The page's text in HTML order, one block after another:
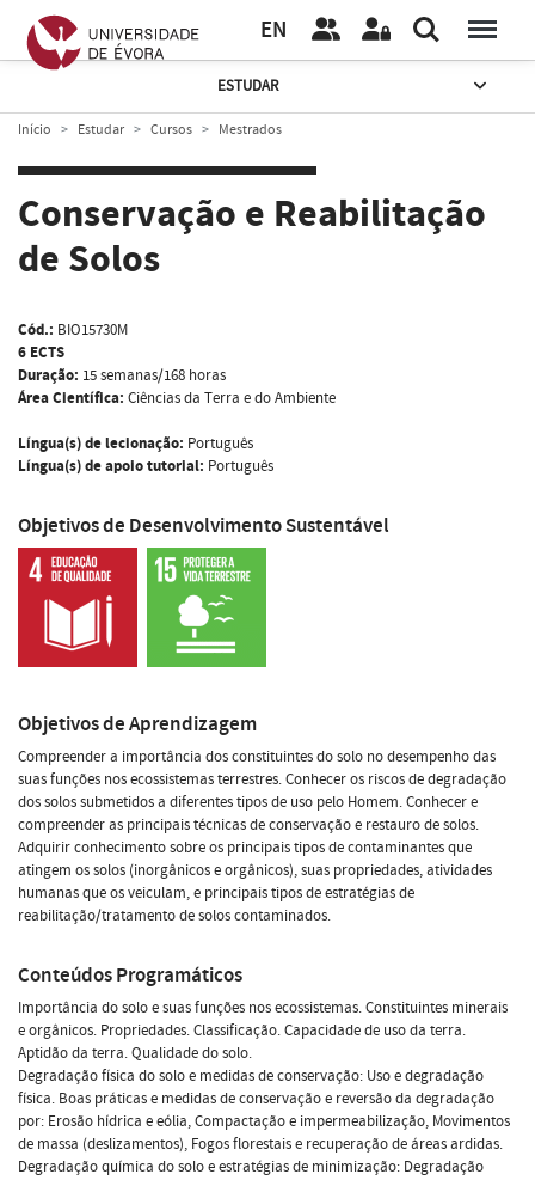
EN
ESTUDAR
Início Estudar Cursos Mestrados
Conservação e Reabilitação
de Solos
Cód.: BIO15730M
6 ECTS
Duração: 15 semanas/168 horas
Área Científica: Ciências da Terra e do Ambiente
Língua(s) de lecionação: Português
Língua(s) de apoio tutorial: Português
Objetivos de Desenvolvimento Sustentável
Objetivos de Aprendizagem
Compreender a importância dos constituintes do solo no desempenho das
suas funções nos ecossistemas terrestres. Conhecer os riscos de degradação
dos solos submetidos a diferentes tipos de uso pelo Homem. Conhecer e
compreender as principais técnicas de conservação e restauro de solos.
Adquirir conhecimento sobre os principais tipos de contaminantes que
atingem os solos (inorgânicos e orgânicos), suas propriedades, atividades
humanas que os veiculam, e principais tipos de estratégias de
reabilitação/tratamento de solos contaminados.
Conteúdos Programáticos
Importância do solo e suas funções nos ecossistemas. Constituintes minerais
e orgânicos. Propriedades. Classificação. Capacidade de uso da terra.
Aptidão da terra. Qualidade do solo.
Degradação física do solo e medidas de conservação: Uso e degradação
física. Boas práticas e medidas de conservação e reversão da degradação
por: Erosão hídrica e eólia, Compactação e impermeabilização, Movimentos
de massa (deslizamentos), Fogos florestais e recuperação de áreas ardidas.
Degradação química do solo e estratégias de minimização: Degradação